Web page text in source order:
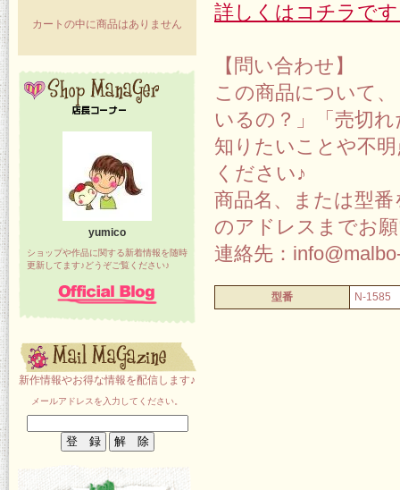
カートの中に商品はありません
yumico
ショップや作品に関する新着情報を随時
更新してます♪どうぞご覧ください♪
新作情報やお得な情報を配信します♪
メールアドレスを入力してください。
詳しくはコチラで
【問い合わせ】
この商品について
いるの？」「売切
知りたいことや不
ください♪
商品名、または型
のアドレスまでお
連絡先：
型番 N-1585